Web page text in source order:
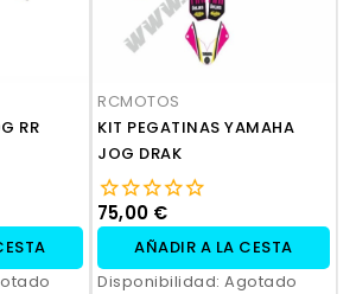
RCMOTOS
KIT PEGATINAS YAMAHA
JOG DRAK
75,00 €
AÑADIR A LA CESTA
Disponibilidad: Agotado